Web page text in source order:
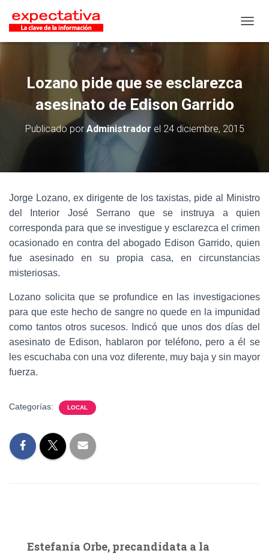
Lozano pide que se esclarezca
asesinato de Edison Garrido
Publicado por Administradorel 24 diciembre, 2015
Jorge Lozano, ex dirigente de los taxistas, pide al Ministro
del Interior José Serrano que se instruya a quien
corresponda para que se investigue y esclarezca el crimen
ocasionado en contra del abogado Edison Garrido, quien
fue asesinado en su propia casa, en circunstancias
misteriosas.
Lozano solicita que se profundice en las investigaciones
para que este hecho de sangre no quede en la impunidad
como tantos otros sucesos. Indicó que unos dos días del
asesinato de Edison, hablaron por teléfono, pero a él se
les escuchaba con una voz diferente, muy baja y sin mayor
fuerza.
Categorías: LOCAL
Estefanía Orbe, precandidata a la